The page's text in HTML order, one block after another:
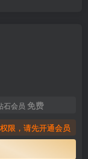
石会员 免费
限，请先开通会员